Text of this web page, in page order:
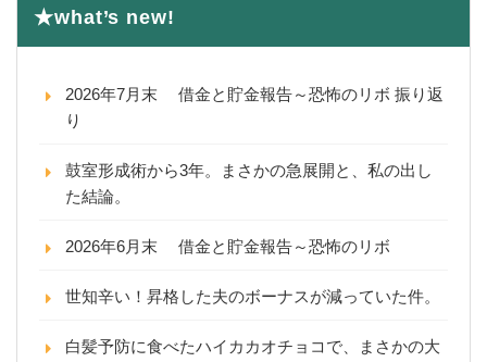
★what’s new!
2026年7月末 借金と貯金報告～恐怖のリボ 振り返
り
鼓室形成術から3年。まさかの急展開と、私の出し
た結論。
2026年6月末 借金と貯金報告～恐怖のリボ
世知辛い！昇格した夫のボーナスが減っていた件。
白髪予防に食べたハイカカオチョコで、まさかの大